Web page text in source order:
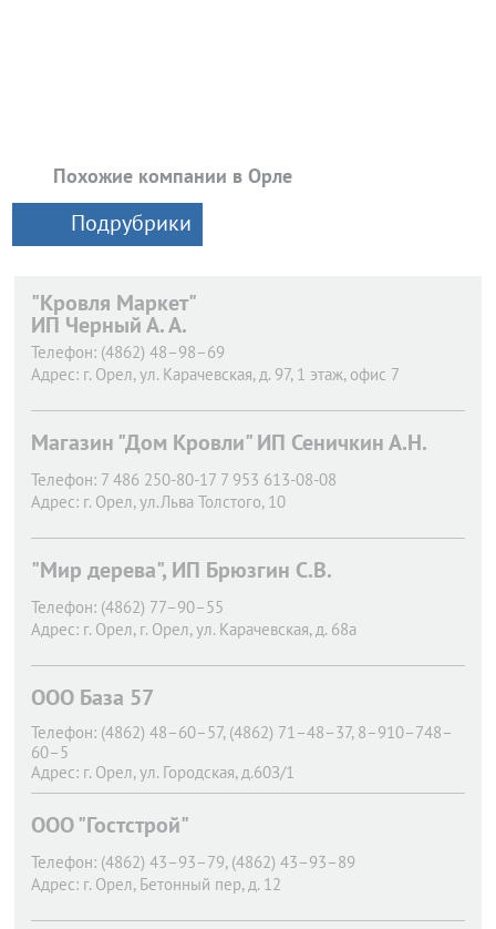
Похожие компании в Орле
Подрубрики
"Кровля Маркет"
ИП Черный А. А.
Телефон: (4862) 48–98–69
Адрес: г. Орел, ул. Карачевская, д. 97, 1 этаж, офис 7
Магазин "Дом Кровли" ИП Сеничкин А.Н.
Телефон: 7 486 250-80-17 7 953 613-08-08
Адрес: г. Орел, ул.Льва Толстого, 10
"Мир дерева", ИП Брюзгин С.В.
Телефон: (4862) 77–90–55
Адрес: г. Орел, г. Орел, ул. Карачевская, д. 68а
ООО База 57
Телефон: (4862) 48–60–57, (4862) 71–48–37, 8–910–748–
60–5
Адрес: г. Орел, ул. Городская, д.60З/1
ООО "Гостстрой"
Телефон: (4862) 43–93–79, (4862) 43–93–89
Адрес: г. Орел, Бетонный пер, д. 12